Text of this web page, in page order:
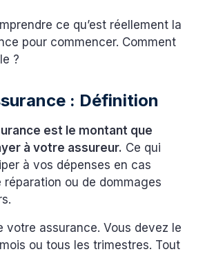
ce qu’est réellement la
pour commencer. Comment
?
: Définition
est le montant que
à votre assureur. Ce qui
à vos dépenses en cas
réparation ou de dommages
votre assurance. Vous devez le
ou tous les trimestres. Tout